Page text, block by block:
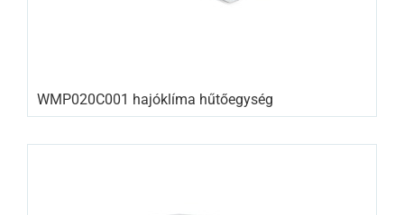
WMP020C001 hajóklíma hűtőegység